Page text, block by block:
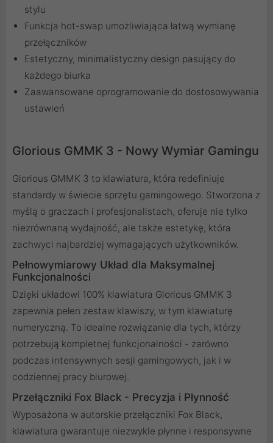
stylu
Funkcja hot-swap umożliwiająca łatwą wymianę
przełączników
Estetyczny, minimalistyczny design pasujący do
każdego biurka
Zaawansowane oprogramowanie do dostosowywania
ustawień
Glorious GMMK 3 - Nowy Wymiar Gamingu
Glorious GMMK 3 to klawiatura, która redefiniuje
standardy w świecie sprzętu gamingowego. Stworzona z
myślą o graczach i profesjonalistach, oferuje nie tylko
niezrównaną wydajność, ale także estetykę, która
zachwyci najbardziej wymagających użytkowników.
Pełnowymiarowy Układ dla Maksymalnej
Funkcjonalności
Dzięki układowi 100% klawiatura Glorious GMMK 3
zapewnia pełen zestaw klawiszy, w tym klawiaturę
numeryczną. To idealne rozwiązanie dla tych, którzy
potrzebują kompletnej funkcjonalności - zarówno
podczas intensywnych sesji gamingowych, jak i w
codziennej pracy biurowej.
Przełączniki Fox Black - Precyzja i Płynność
Wyposażona w autorskie przełączniki Fox Black,
klawiatura gwarantuje niezwykle płynne i responsywne